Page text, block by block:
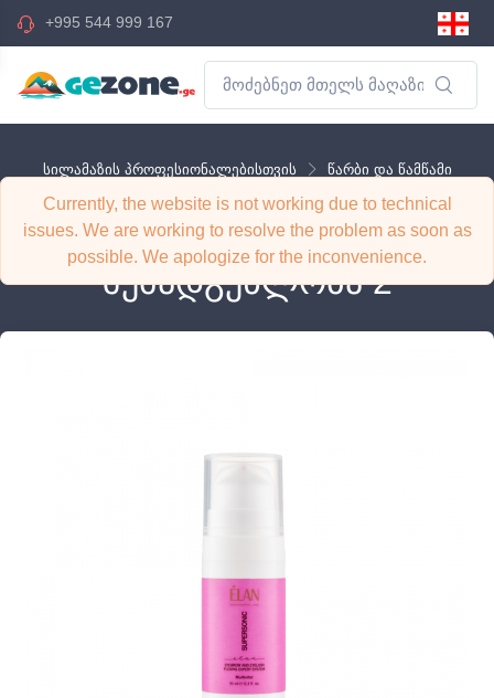
Currently, the website is not working due to technical
issues. We are working to resolve the problem as soon as
possible. We apologize for the inconvenience.
+995 544 999 167
სილამაზის პროფესიონალებისთვის
წარბი და წამწამი
Elan Supersonic
შემადგენლობა 2